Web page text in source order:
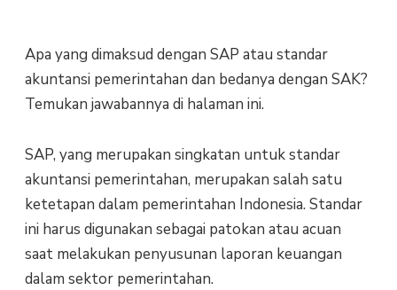
Apa yang dimaksud dengan SAP atau standar
akuntansi pemerintahan dan bedanya dengan SAK?
Temukan jawabannya di halaman ini.
SAP, yang merupakan singkatan untuk standar
akuntansi pemerintahan, merupakan salah satu
ketetapan dalam pemerintahan Indonesia. Standar
ini harus digunakan sebagai patokan atau acuan
saat melakukan penyusunan laporan keuangan
dalam sektor pemerintahan.